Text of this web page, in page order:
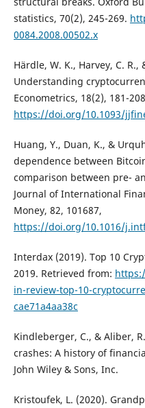
statistics, 70(2), 245-269.
0084.2008.00502.x
Härdle, W. K., Harvey, C. R.,
Understanding
Econometrics, 18(2), 181-
https://doi.org/10.1093/
Huang, Y., Duan, K., &
dependence between
comparison between pre-
Journal of International
Money, 82, 101687,
https://doi.org/10.1016/
Interdax (2019). Top 10
2019. Retrieved from:
in-review-top-10-
cae71a4aa38c
Kindleberger, C., & Aliber,
crashes: A history of
John Wiley & Sons, Inc.
Kristoufek, L. (2020).